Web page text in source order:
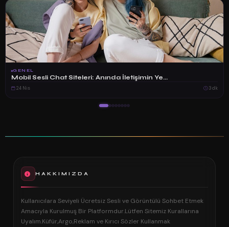
GENEL
Mobil Sesli Chat Siteleri: Anında İletişimin Ye...
24 Nis 3 dk
HAKKIMIZDA
Kullanıcılara Seviyeli Ücretsiz Sesli ve Görüntülü Sohbet Etmek
Amacıyla Kurulmuş Bir Platformdur.Lütfen Sitemiz Kurallarına
Uyalım.Küfür,Argo,Reklam ve Kırıcı Sözler Kullanmak